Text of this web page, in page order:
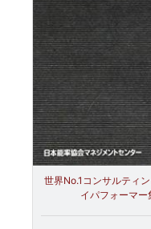
世界No.1コンサルティ
イパフォーマ